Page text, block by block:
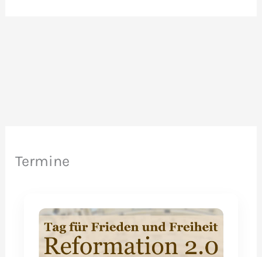
Termine